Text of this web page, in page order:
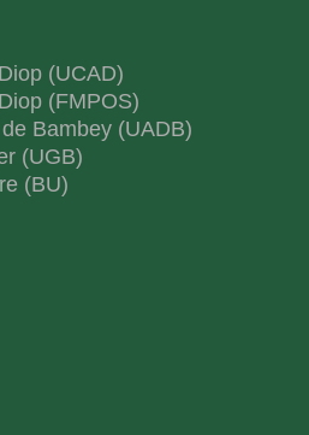
(UCAD)
(FMPOS)
Bambey (UADB)
(UGB)
(BU)